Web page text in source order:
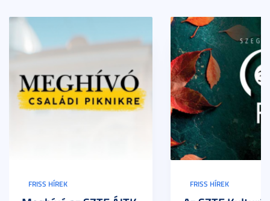
FRISS HÍREK FRISS HÍREK